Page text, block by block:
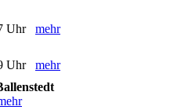
Uhr mehr
Uhr mehr